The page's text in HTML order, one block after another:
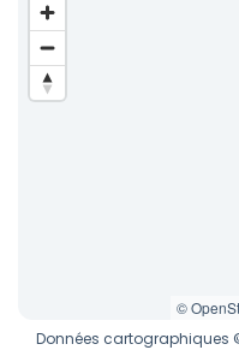
©
Données cartographiques